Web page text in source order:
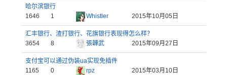
哈尔滨银行
1646
1 Whistler 2015年10月05日
汇丰银行、渣打银行、花旗银行表现得怎么样？
3654
8 張韡武 2015年09月27日
支付宝可以通过伪装ua实现免插件
1165
0 rpz 2015年03月10日